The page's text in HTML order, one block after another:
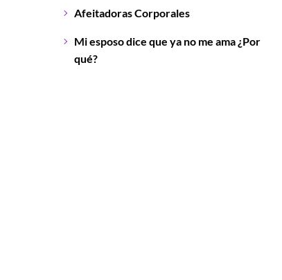
Afeitadoras Corporales
Mi esposo dice que ya no me ama ¿Por
qué?